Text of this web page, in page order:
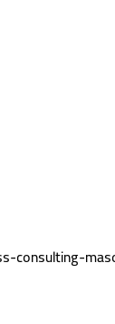
consulting-